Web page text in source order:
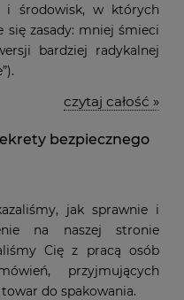
środowisk, w których
się zasady: mniej śmieci
bardziej radykalnej
czytaj całość »
bezpiecznego
jak sprawnie i
na naszej stronie
Cię z pracą osób
przyjmujących
do spakowania.